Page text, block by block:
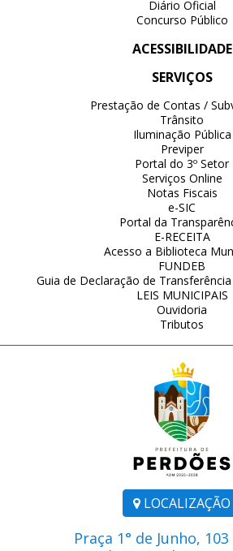
LOCALIZAÇÃO
Praça 1° de Junho,
Diário Oficial
Concurso Público
ACESSIBILIDADE
SERVIÇOS
Prestação de Contas /
Trânsito
Iluminação Pública
Previper
Portal do 3º Setor
Serviços Online
Notas Fiscais
e-SIC
Portal da
E-RECEITA
Acesso a Biblioteca
FUNDEB
Guia de Declaração de
LEIS MUNICIPAIS
Ouvidoria
Tributos